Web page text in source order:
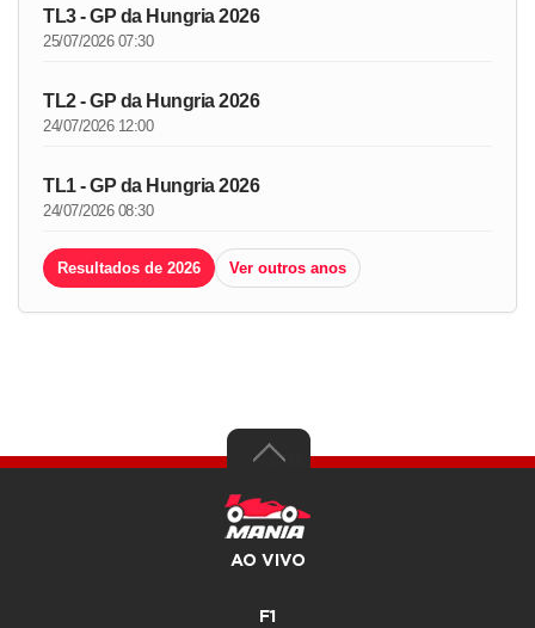
TL3 - GP da Hungria 2026
25/07/2026 07:30
TL2 - GP da Hungria 2026
24/07/2026 12:00
TL1 - GP da Hungria 2026
24/07/2026 08:30
Resultados de 2026 Ver outros anos
AO VIVO
F1